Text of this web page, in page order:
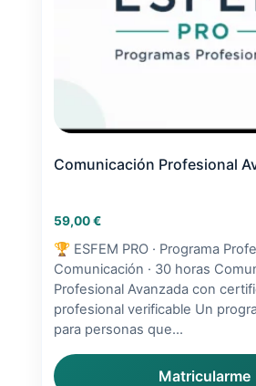
Comunicación Profesional
59,00€
🏆 ESFEM PRO · Programa
Comunicación · 30 horas
Profesional Avanzada con
profesional verificable Un
para personas que...
Matricularme